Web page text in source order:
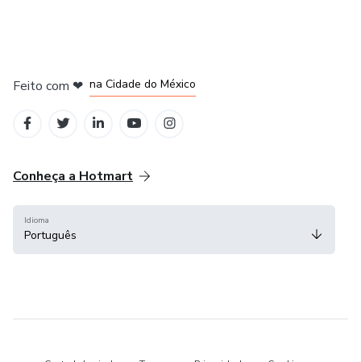
Feito com ❤ na Cidade do México
Conheça a Hotmart
Idioma
Português